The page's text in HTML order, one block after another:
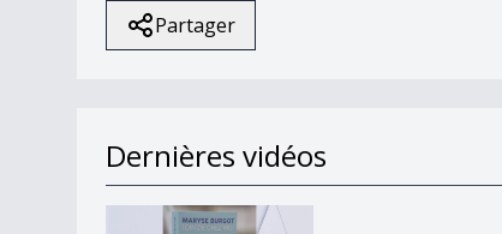
Partager
Dernières vidéos
Loin de chez moi